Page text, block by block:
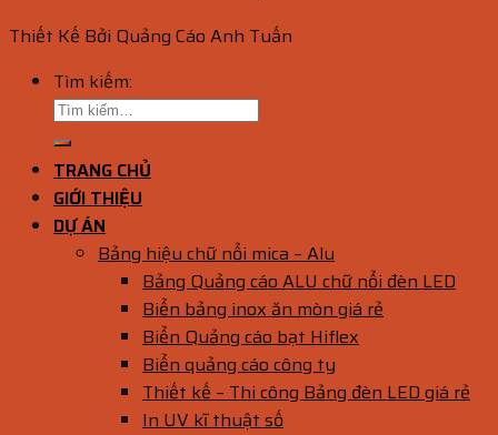
Thiết Kế Bởi Quảng Cáo Anh Tuấn
Tìm kiếm:
TRANG CHỦ
GIỚI THIỆU
DỰ ÁN
Bảng hiệu chữ nổi mica – Alu
Bảng Quảng cáo ALU chữ nổi đèn LED
Biển bảng inox ăn mòn giá rẻ
Biển Quảng cáo bạt Hiflex
Biển quảng cáo công ty
Thiết kế – Thi công Bảng đèn LED giá rẻ
In UV kĩ thuật số